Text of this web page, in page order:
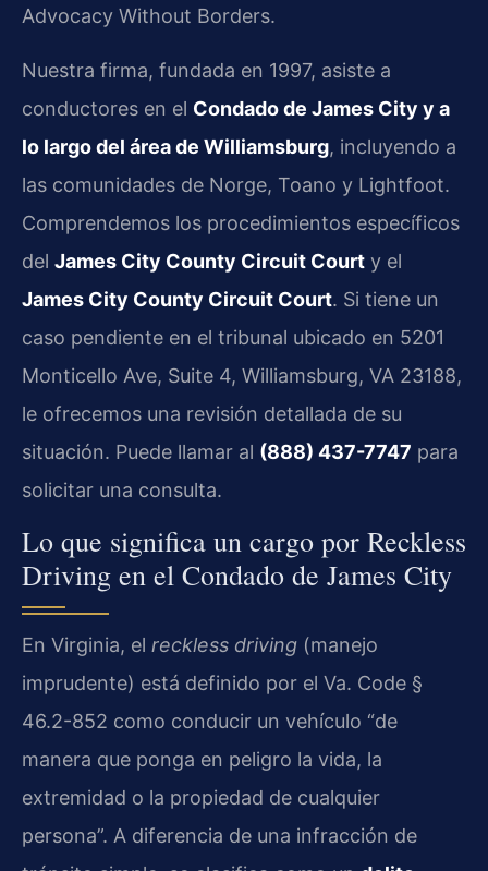
Advocacy Without Borders.
Nuestra firma, fundada en 1997, asiste a
conductores en el Condado de James City y a
lo largo del área de Williamsburg, incluyendo a
las comunidades de Norge, Toano y Lightfoot.
Comprendemos los procedimientos específicos
del James City County Circuit Court y el
James City County Circuit Court. Si tiene un
caso pendiente en el tribunal ubicado en 5201
Monticello Ave, Suite 4, Williamsburg, VA 23188,
le ofrecemos una revisión detallada de su
situación. Puede llamar al (888) 437-7747 para
solicitar una consulta.
Lo que significa un cargo por Reckless
Driving en el Condado de James City
En Virginia, el reckless driving (manejo
imprudente) está definido por el Va. Code §
46.2-852 como conducir un vehículo “de
manera que ponga en peligro la vida, la
extremidad o la propiedad de cualquier
persona”. A diferencia de una infracción de